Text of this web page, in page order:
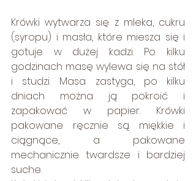
Krówki wytwarza się z mleka, cukru
(syropu) i masła, które miesza się i
gotuje w dużej kadzi. Po kilku
godzinach masę wylewa się na stół
i studzi. Masa zastyga, po kilku
dniach można ją pokroić i
zapakować w papier. Krówki
pakowane ręcznie są miękkie i
ciągnące, a pakowane
mechanicznie twardsze i bardziej
suche.